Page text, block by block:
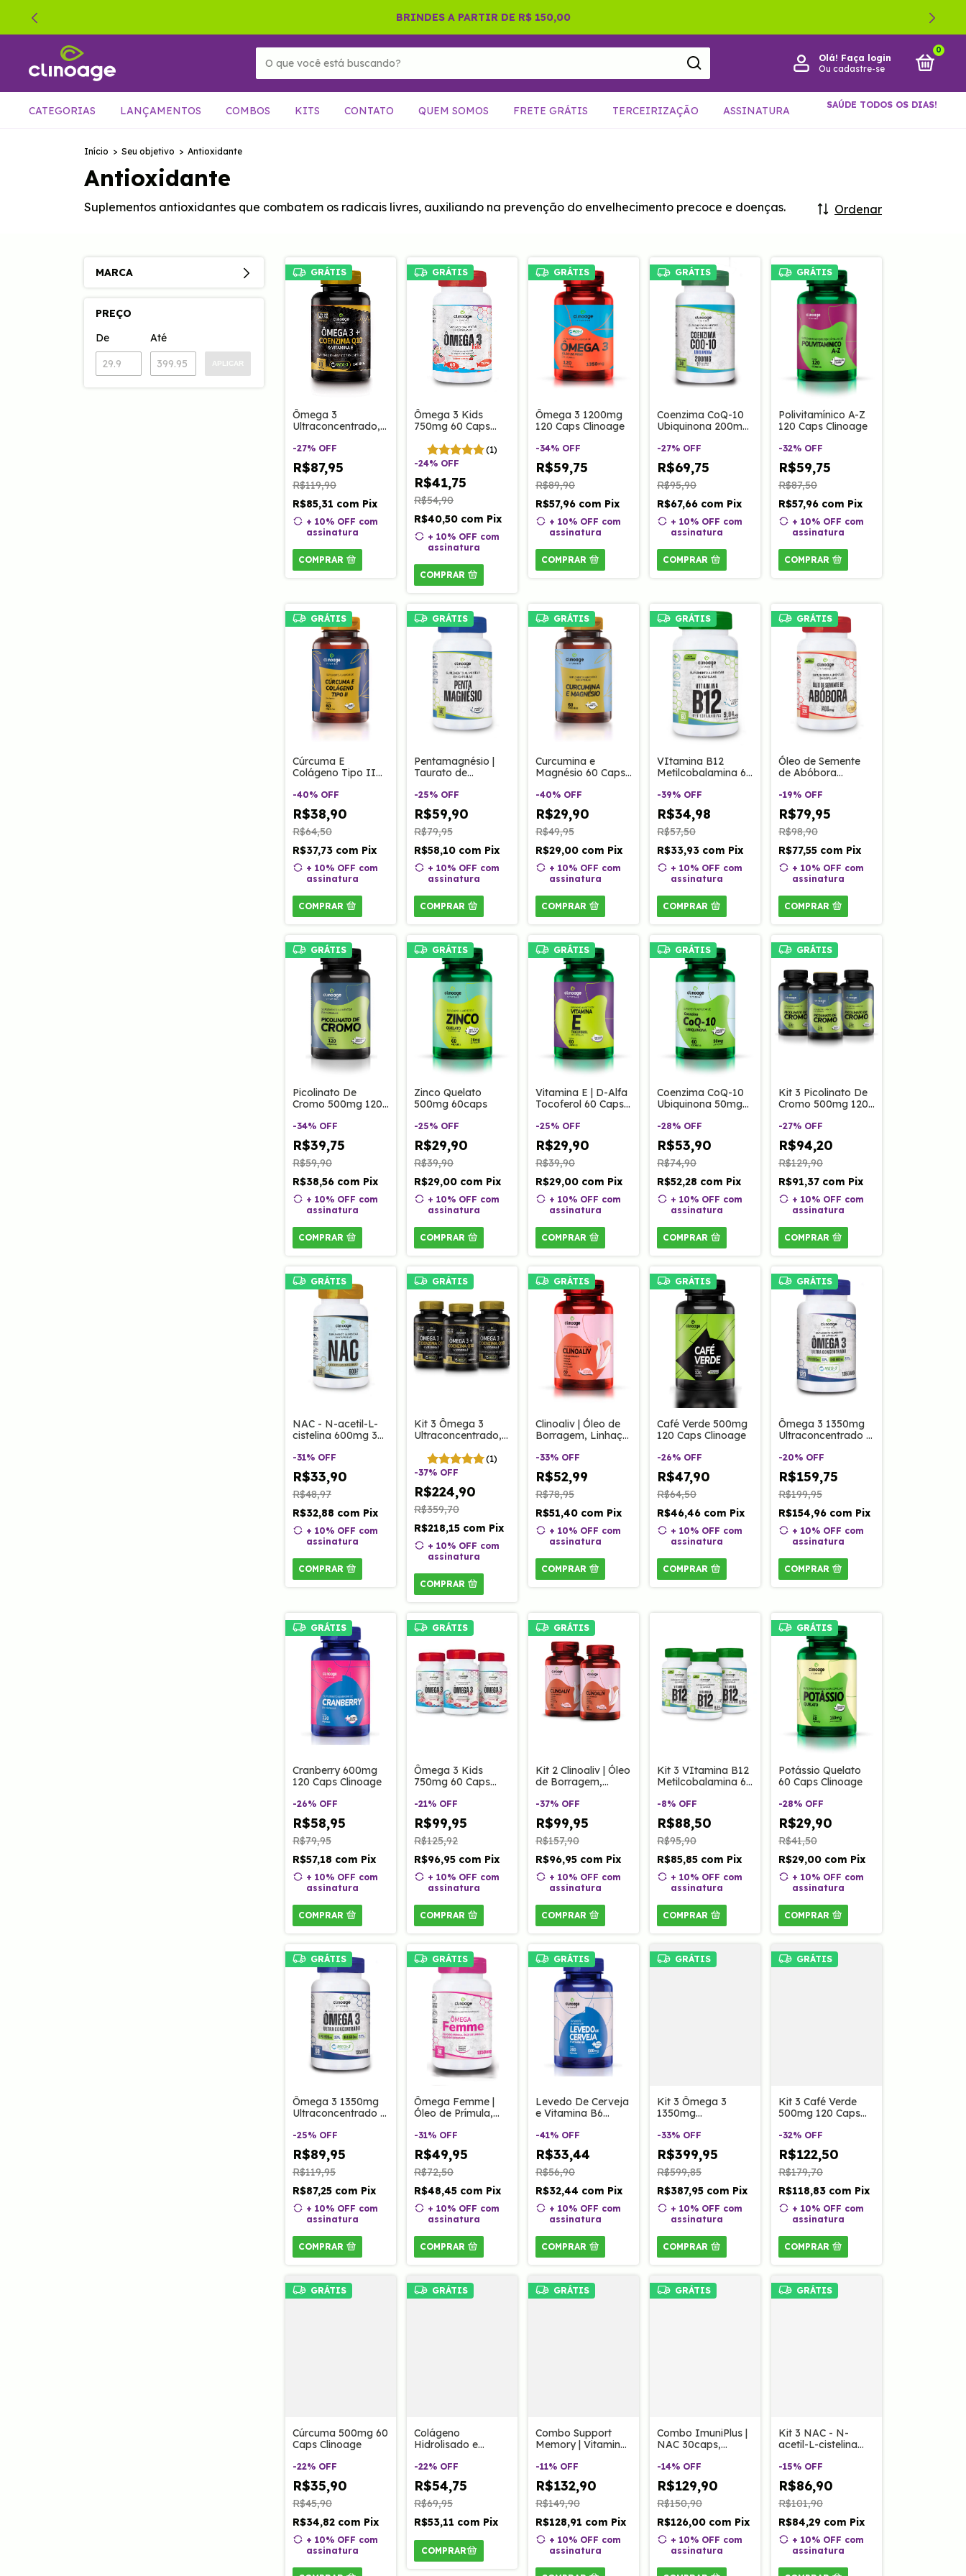
BRINDES A PARTIR DE R$ 150,00
Olá! Faça login
Ou cadastre-se
0
CATEGORIAS LANÇAMENTOS COMBOS KITS CONTATO QUEM SOMOS FRETE GRÁTIS TERCEIRIZAÇÃO ASSINATURA SAÚDE TODOS OS DIAS!
Início > Seu objetivo > Antioxidante
Antioxidante
Suplementos antioxidantes que combatem os radicais livres, auxiliando na prevenção do envelhecimento precoce e doenças. Ordenar
MARCA
PREÇO
De
Até
APLICAR
GRÁTIS
Ômega 3
Ultraconcentrado,
Vitamina E 1400mg
60 Caps Clinoage
-27% OFF
R$87,95
R$119,90
R$85,31 com Pix
+ 10% OFF com
assinatura
COMPRAR
GRÁTIS
Ômega 3 Kids
750mg 60 Caps
mastigáveis | Sabor
Cereja.
(1)
-24% OFF
R$41,75
R$54,90
R$40,50 com Pix
+ 10% OFF com
assinatura
COMPRAR
GRÁTIS
Ômega 3 1200mg
120 Caps Clinoage
-34% OFF
R$59,75
R$89,90
R$57,96 com Pix
+ 10% OFF com
assinatura
COMPRAR
GRÁTIS
Coenzima CoQ-10
Ubiquinona 200mg
-27% OFF
R$69,75
R$95,90
R$67,66 com Pix
+ 10% OFF com
assinatura
COMPRAR
GRÁTIS
Polivitamínico A-Z
120 Caps Clinoage
-32% OFF
R$59,75
R$87,50
R$57,96 com Pix
+ 10% OFF com
assinatura
COMPRAR
GRÁTIS
Cúrcuma E
Colágeno Tipo II
-40% OFF
R$38,90
R$64,50
R$37,73 com Pix
+ 10% OFF com
assinatura
COMPRAR
GRÁTIS
Pentamagnésio |
Taurato de
Dimagnésio
Malato, Bisglicinato
de Magnésio,
Hidróxido e Óxido
de Magnésio 90
cápsulas
-25% OFF
R$59,90
R$79,95
R$58,10 com Pix
+ 10% OFF com
assinatura
COMPRAR
GRÁTIS
Curcumina e
Magnésio 60 Caps
-40% OFF
R$29,90
R$49,95
R$29,00 com Pix
+ 10% OFF com
assinatura
COMPRAR
GRÁTIS
VItamina B12
Metilcobalamina 60
-39% OFF
R$34,98
R$57,50
R$33,93 com Pix
+ 10% OFF com
assinatura
COMPRAR
GRÁTIS
Óleo de Semente
de Abóbora
Clinoage
-19% OFF
R$79,95
R$98,90
R$77,55 com Pix
+ 10% OFF com
assinatura
COMPRAR
GRÁTIS
Picolinato De
Cromo 500mg 120
-34% OFF
R$39,75
R$59,90
R$38,56 com Pix
+ 10% OFF com
assinatura
COMPRAR
GRÁTIS
Zinco Quelato
500mg 60caps
-25% OFF
R$29,90
R$39,90
R$29,00 com Pix
+ 10% OFF com
assinatura
COMPRAR
GRÁTIS
Vitamina E | D-Alfa
Tocoferol 60 Caps
-25% OFF
R$29,90
R$39,90
R$29,00 com Pix
+ 10% OFF com
assinatura
COMPRAR
GRÁTIS
Coenzima CoQ-10
Ubiquinona 50mg
-28% OFF
R$53,90
R$74,90
R$52,28 com Pix
+ 10% OFF com
assinatura
COMPRAR
GRÁTIS
Kit 3 Picolinato De
Cromo 500mg 120
-27% OFF
R$94,20
R$129,90
R$91,37 com Pix
+ 10% OFF com
assinatura
COMPRAR
GRÁTIS
NAC - N-acetil-L-
cistelina 600mg 30
-31% OFF
R$33,90
R$48,97
R$32,88 com Pix
+ 10% OFF com
assinatura
COMPRAR
GRÁTIS
Kit 3 Ômega 3
Ultraconcentrado,
Vitamina E 1400mg
60 Caps Clinoage
(1)
-37% OFF
R$224,90
R$359,70
R$218,15 com Pix
+ 10% OFF com
assinatura
COMPRAR
GRÁTIS
Clinoaliv | Óleo de
Borragem, Linhaça
VItamina D3, K1 e
E 60 Caps Clinoage
-33% OFF
R$52,99
R$78,95
R$51,40 com Pix
+ 10% OFF com
assinatura
COMPRAR
GRÁTIS
Café Verde 500mg
120 Caps Clinoage
-26% OFF
R$47,90
R$64,50
R$46,46 com Pix
+ 10% OFF com
assinatura
COMPRAR
GRÁTIS
Ômega 3 1350mg
Ultraconcentrado -
Caps Clinoage
-20% OFF
R$159,75
R$199,95
R$154,96 com Pix
+ 10% OFF com
assinatura
COMPRAR
GRÁTIS
Cranberry 600mg
120 Caps Clinoage
-26% OFF
R$58,95
R$79,95
R$57,18 com Pix
+ 10% OFF com
assinatura
COMPRAR
GRÁTIS
Ômega 3 Kids
750mg 60 Caps
mastigáveis | Sabor
Cereja
-21% OFF
R$99,95
R$125,92
R$96,95 com Pix
+ 10% OFF com
assinatura
COMPRAR
GRÁTIS
Kit 2 Clinoaliv | Óleo
de Borragem,
com VItamina D3,
K1 e E - 60
cápsulas
-37% OFF
R$99,95
R$157,90
R$96,95 com Pix
+ 10% OFF com
assinatura
COMPRAR
Kit 3 VItamina B12
Metilcobalamina 60
-8% OFF
R$88,50
R$95,90
R$85,85 com Pix
+ 10% OFF com
assinatura
COMPRAR
GRÁTIS
Potássio Quelato
60 Caps Clinoage
-28% OFF
R$29,90
R$41,50
R$29,00 com Pix
+ 10% OFF com
assinatura
COMPRAR
GRÁTIS
Ômega 3 1350mg
Ultraconcentrado -
caps Clinoage
-25% OFF
R$89,95
R$119,95
R$87,25 com Pix
+ 10% OFF com
assinatura
COMPRAR
GRÁTIS
Ômega Femme |
Óleo de Prímula,
Óleo de Borragem
1350mg 60 Caps
Clinoage
-31% OFF
R$49,95
R$72,50
R$48,45 com Pix
+ 10% OFF com
assinatura
COMPRAR
GRÁTIS
Levedo De Cerveja
e Vitamina B6
Clinoage
-41% OFF
R$33,44
R$56,90
R$32,44 com Pix
+ 10% OFF com
assinatura
COMPRAR
GRÁTIS
Kit 3 Ômega 3
1350mg
Rico EPA/DHA 120
Caps Clinoage
-33% OFF
R$399,95
R$599,85
R$387,95 com Pix
+ 10% OFF com
assinatura
COMPRAR
GRÁTIS
Kit 3 Café Verde
500mg 120 Caps
-32% OFF
R$122,50
R$179,70
R$118,83 com Pix
+ 10% OFF com
assinatura
COMPRAR
GRÁTIS
Cúrcuma 500mg 60
Caps Clinoage
-22% OFF
R$35,90
R$45,90
R$34,82 com Pix
+ 10% OFF com
assinatura
GRÁTIS
Colágeno
Hidrolisado e
Caps Clinoage
-22% OFF
R$54,75
R$69,95
R$53,11 com Pix
GRÁTIS
Combo Support
Memory | Vitamina
Metilcobalamina
60caps, Clino
memory 60caps e
Pentamagnésio
90caps Clinoage
-11% OFF
R$132,90
R$149,90
R$128,91 com Pix
+ 10% OFF com
assinatura
GRÁTIS
Combo ImuniPlus |
NAC 30caps,
Imunoage 60caps
Clinoage
-14% OFF
R$129,90
R$150,90
R$126,00 com Pix
+ 10% OFF com
assinatura
GRÁTIS
Kit 3 NAC - N-
acetil-L-cistelina
Clinoage
-15% OFF
R$86,90
R$101,90
R$84,29 com Pix
+ 10% OFF com
assinatura